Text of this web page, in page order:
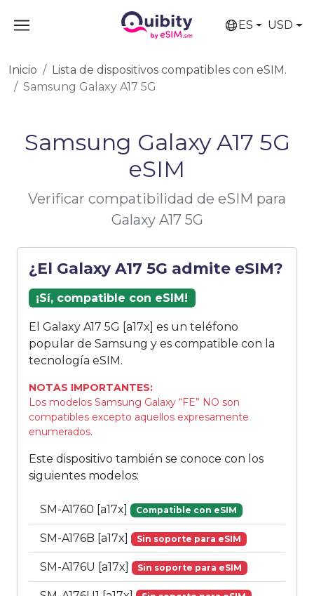
ES USD
Inicio
Lista de dispositivos compatibles con eSIM.
Samsung Galaxy A17 5G
Samsung Galaxy A17 5G
eSIM
Verificar compatibilidad de eSIM para
Galaxy A17 5G
¿El Galaxy A17 5G admite eSIM?
¡Sí, compatible con eSIM!
El Galaxy A17 5G [a17x] es un teléfono
popular de Samsung y es compatible con la
tecnología eSIM.
NOTAS IMPORTANTES:
Los modelos Samsung Galaxy “FE” NO son
compatibles excepto aquellos expresamente
enumerados.
Este dispositivo también se conoce con los
siguientes modelos:
SM-A1760 [a17x] Compatible con eSIM
SM-A176B [a17x] Sin soporte para eSIM
SM-A176U [a17x] Sin soporte para eSIM